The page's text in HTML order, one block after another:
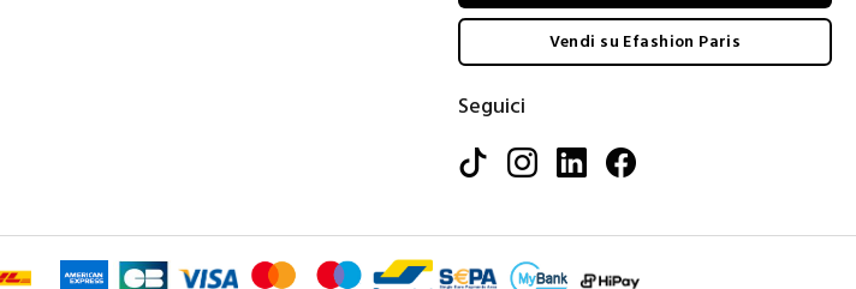
Vendi su Efashion Paris
Seguici